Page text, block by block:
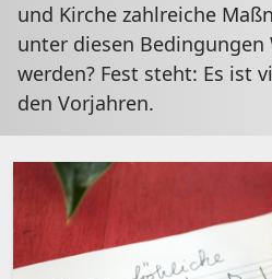
und Kirche zahlreiche
unter diesen
werden? Fest steht: Es ist
den Vorjahren.